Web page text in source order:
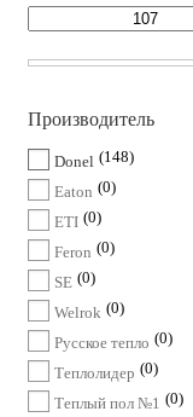
Производитель
Donel
148
Eaton 0
ETI 0
Feron 0
SE 0
Welrok 0
Русское тепло 0
Теплолидер 0
Теплый пол №1
0